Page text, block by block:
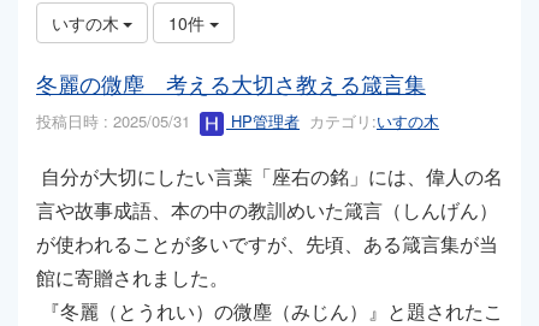
いすの木 10件
冬麗の微塵 考える大切さ教える箴言集
投稿日時 : 2025/05/31 HP管理者 カテゴリ:いすの木
自分が大切にしたい言葉「座右の銘」には、偉人の名
言や故事成語、本の中の教訓めいた箴言（しんげん）
が使われることが多いですが、先頃、ある箴言集が当
館に寄贈されました。
『冬麗（とうれい）の微塵（みじん）』と題されたこ